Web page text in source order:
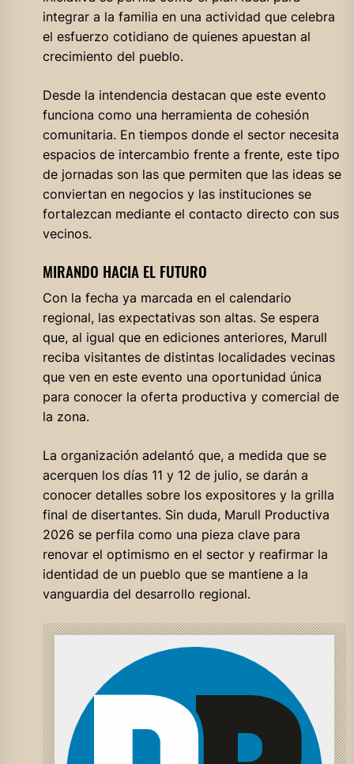
integrar a la familia en una actividad que celebra
el esfuerzo cotidiano de quienes apuestan al
crecimiento del pueblo.
Desde la intendencia destacan que este evento
funciona como una herramienta de cohesión
comunitaria. En tiempos donde el sector necesita
espacios de intercambio frente a frente, este tipo
de jornadas son las que permiten que las ideas se
conviertan en negocios y las instituciones se
fortalezcan mediante el contacto directo con sus
vecinos.
MIRANDO HACIA EL FUTURO
Con la fecha ya marcada en el calendario
regional, las expectativas son altas. Se espera
que, al igual que en ediciones anteriores, Marull
reciba visitantes de distintas localidades vecinas
que ven en este evento una oportunidad única
para conocer la oferta productiva y comercial de
la zona.
La organización adelantó que, a medida que se
acerquen los días 11 y 12 de julio, se darán a
conocer detalles sobre los expositores y la grilla
final de disertantes. Sin duda, Marull Productiva
2026 se perfila como una pieza clave para
renovar el optimismo en el sector y reafirmar la
identidad de un pueblo que se mantiene a la
vanguardia del desarrollo regional.